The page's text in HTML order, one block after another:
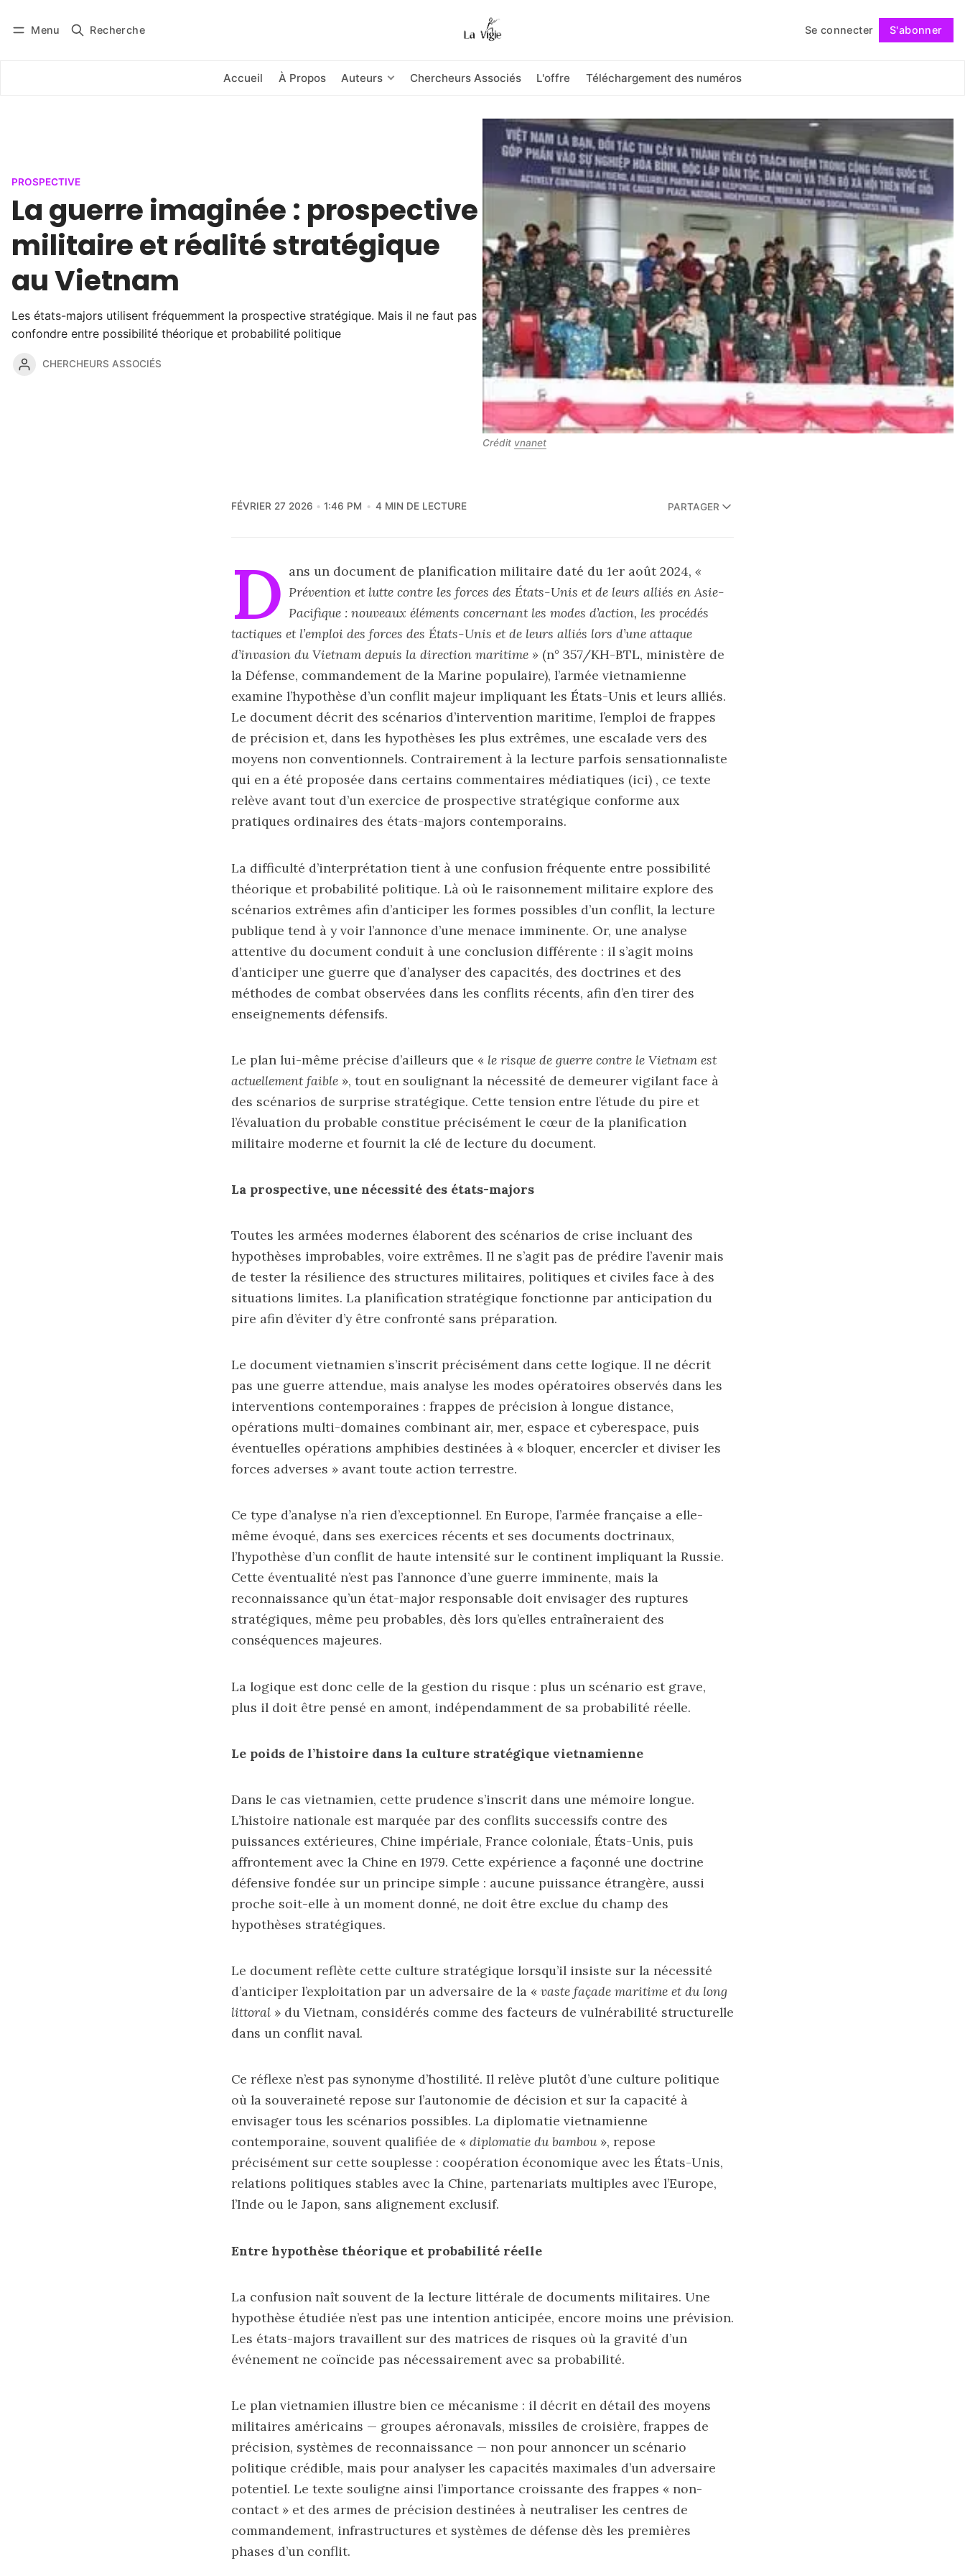
Menu Recherche Se connecter S'abonner
Accueil À Propos Auteurs Chercheurs Associés L'offre Téléchargement des numéros
Se connecter Suivre
PROSPECTIVE
La guerre imaginée : prospective
militaire et réalité stratégique
au Vietnam
Les états-majors utilisent fréquemment la prospective stratégique. Mais il ne faut pas
confondre entre possibilité théorique et probabilité politique
CHERCHEURS ASSOCIÉS
Crédit vnanet
FÉVRIER 27 2026 1:46 PM 4 MIN DE LECTURE PARTAGER
D ans un document de planification militaire daté du 1er août 2024, «
Prévention et lutte contre les forces des États-Unis et de leurs alliés en Asie-
Pacifique : nouveaux éléments concernant les modes d’action, les procédés
tactiques et l’emploi des forces des États-Unis et de leurs alliés lors d’une attaque
d’invasion du Vietnam depuis la direction maritime » (n° 357/KH-BTL, ministère de
la Défense, commandement de la Marine populaire), l’armée vietnamienne
examine l’hypothèse d’un conflit majeur impliquant les États-Unis et leurs alliés.
Le document décrit des scénarios d’intervention maritime, l’emploi de frappes
de précision et, dans les hypothèses les plus extrêmes, une escalade vers des
moyens non conventionnels. Contrairement à la lecture parfois sensationnaliste
qui en a été proposée dans certains commentaires médiatiques (ici) , ce texte
relève avant tout d’un exercice de prospective stratégique conforme aux
pratiques ordinaires des états-majors contemporains.
La difficulté d’interprétation tient à une confusion fréquente entre possibilité
théorique et probabilité politique. Là où le raisonnement militaire explore des
scénarios extrêmes afin d’anticiper les formes possibles d’un conflit, la lecture
publique tend à y voir l’annonce d’une menace imminente. Or, une analyse
attentive du document conduit à une conclusion différente : il s’agit moins
d’anticiper une guerre que d’analyser des capacités, des doctrines et des
méthodes de combat observées dans les conflits récents, afin d’en tirer des
enseignements défensifs.
Le plan lui-même précise d’ailleurs que « le risque de guerre contre le Vietnam est
actuellement faible », tout en soulignant la nécessité de demeurer vigilant face à
des scénarios de surprise stratégique. Cette tension entre l’étude du pire et
l’évaluation du probable constitue précisément le cœur de la planification
militaire moderne et fournit la clé de lecture du document.
La prospective, une nécessité des états-majors
Toutes les armées modernes élaborent des scénarios de crise incluant des
hypothèses improbables, voire extrêmes. Il ne s’agit pas de prédire l’avenir mais
de tester la résilience des structures militaires, politiques et civiles face à des
situations limites. La planification stratégique fonctionne par anticipation du
pire afin d’éviter d’y être confronté sans préparation.
Le document vietnamien s’inscrit précisément dans cette logique. Il ne décrit
pas une guerre attendue, mais analyse les modes opératoires observés dans les
interventions contemporaines : frappes de précision à longue distance,
opérations multi-domaines combinant air, mer, espace et cyberespace, puis
éventuelles opérations amphibies destinées à « bloquer, encercler et diviser les
forces adverses » avant toute action terrestre.
Ce type d’analyse n’a rien d’exceptionnel. En Europe, l’armée française a elle-
même évoqué, dans ses exercices récents et ses documents doctrinaux,
l’hypothèse d’un conflit de haute intensité sur le continent impliquant la Russie.
Cette éventualité n’est pas l’annonce d’une guerre imminente, mais la
reconnaissance qu’un état-major responsable doit envisager des ruptures
stratégiques, même peu probables, dès lors qu’elles entraîneraient des
conséquences majeures.
La logique est donc celle de la gestion du risque : plus un scénario est grave,
plus il doit être pensé en amont, indépendamment de sa probabilité réelle.
Le poids de l’histoire dans la culture stratégique vietnamienne
Dans le cas vietnamien, cette prudence s’inscrit dans une mémoire longue.
L’histoire nationale est marquée par des conflits successifs contre des
puissances extérieures, Chine impériale, France coloniale, États-Unis, puis
affrontement avec la Chine en 1979. Cette expérience a façonné une doctrine
défensive fondée sur un principe simple : aucune puissance étrangère, aussi
proche soit-elle à un moment donné, ne doit être exclue du champ des
hypothèses stratégiques.
Le document reflète cette culture stratégique lorsqu’il insiste sur la nécessité
d’anticiper l’exploitation par un adversaire de la « vaste façade maritime et du long
littoral » du Vietnam, considérés comme des facteurs de vulnérabilité structurelle
dans un conflit naval.
Ce réflexe n’est pas synonyme d’hostilité. Il relève plutôt d’une culture politique
où la souveraineté repose sur l’autonomie de décision et sur la capacité à
envisager tous les scénarios possibles. La diplomatie vietnamienne
contemporaine, souvent qualifiée de « diplomatie du bambou», repose
précisément sur cette souplesse : coopération économique avec les États-Unis,
relations politiques stables avec la Chine, partenariats multiples avec l’Europe,
l’Inde ou le Japon, sans alignement exclusif.
Entre hypothèse théorique et probabilité réelle
La confusion naît souvent de la lecture littérale de documents militaires. Une
hypothèse étudiée n’est pas une intention anticipée, encore moins une prévision.
Les états-majors travaillent sur des matrices de risques où la gravité d’un
événement ne coïncide pas nécessairement avec sa probabilité.
Le plan vietnamien illustre bien ce mécanisme : il décrit en détail des moyens
militaires américains — groupes aéronavals, missiles de croisière, frappes de
précision, systèmes de reconnaissance — non pour annoncer un scénario
politique crédible, mais pour analyser les capacités maximales d’un adversaire
potentiel. Le texte souligne ainsi l’importance croissante des frappes « non-
contact » et des armes de précision destinées à neutraliser les centres de
commandement, infrastructures et systèmes de défense dès les premières
phases d’un conflit.